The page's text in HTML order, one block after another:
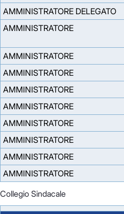
AMMINISTRATORE DELEGATO
AMMINISTRATORE
AMMINISTRATORE
AMMINISTRATORE
AMMINISTRATORE
AMMINISTRATORE
AMMINISTRATORE
AMMINISTRATORE
AMMINISTRATORE
AMMINISTRATORE
Collegio Sindacale